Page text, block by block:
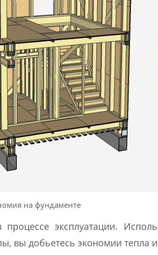
на фундаменте
эксплуатации.
вы добьетесь экономии тепла